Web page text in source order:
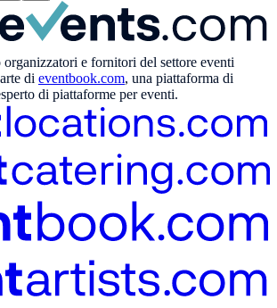
e fornitori del settore eventi
di eventbook.com, una piattaforma di
di piattaforme per eventi.